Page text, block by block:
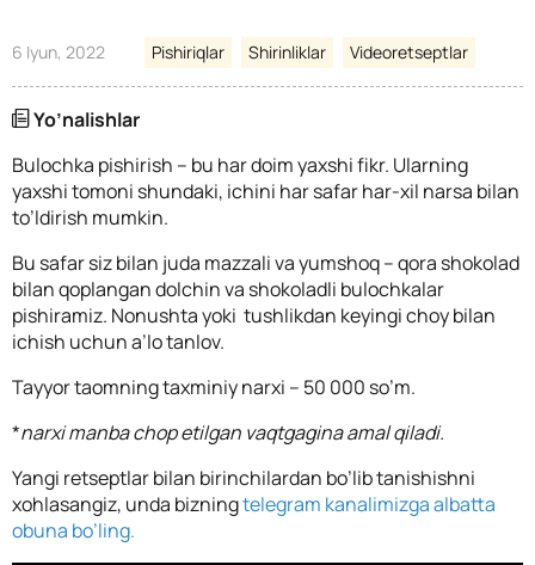
6 Iyun, 2022 Pishiriqlar Shirinliklar Videoretseptlar
Yo’nalishlar
Bulochka pishirish – bu har doim yaxshi fikr. Ularning
yaxshi tomoni shundaki, ichini har safar har-xil narsa bilan
to’ldirish mumkin.
Bu safar siz bilan juda mazzali va yumshoq – qora shokolad
bilan qoplangan dolchin va shokoladli bulochkalar
pishiramiz. Nonushta yoki tushlikdan keyingi choy bilan
ichish uchun a’lo tanlov.
Tayyor taomning taxminiy narxi – 50 000 so’m.
*narxi manba chop etilgan vaqtgagina amal qiladi.
Yangi retseptlar bilan birinchilardan bo’lib tanishishni
xohlasangiz, unda bizningtelegram kanalimizga albatta
obuna bo’ling.